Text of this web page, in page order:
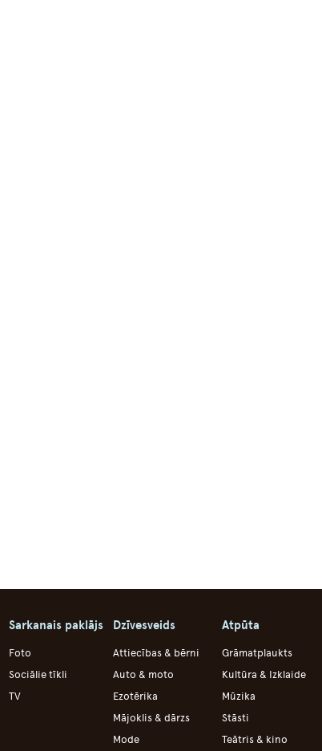
Sarkanais paklājs
Foto
Sociālie tīkli
TV
Dzīvesveids
Attiecības & bērni
Auto & moto
Ezotērika
Mājoklis & dārzs
Mode
Atpūta
Grāmatplaukts
Kultūra & Izklaide
Mūzika
Stāsti
Teātris & kino